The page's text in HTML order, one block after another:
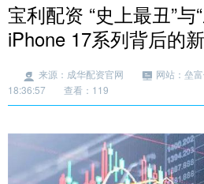
宝利配资 “史上最丑”与
iPhone 17系列背后的
来源：成华配资官网 网站：垒
18:36:57
查看：119